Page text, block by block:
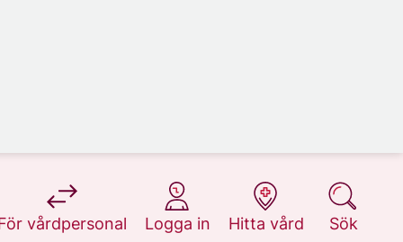
vårdpersonal
på 1177.se
Logga in
på 1177.se
Hitta vård
på 1177.se
Sök
på 1177.se